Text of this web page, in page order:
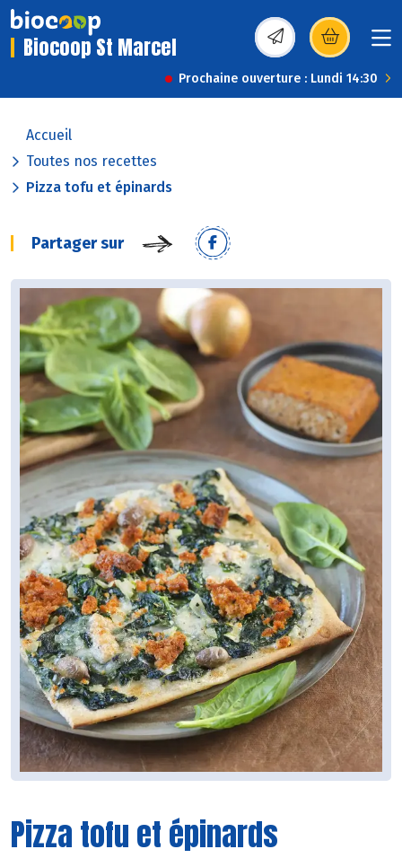
Biocoop St Marcel (s’ouvre dans une
Prochaine ouverture : Lundi 14:30
Accueil
Toutes nos recettes
Pizza tofu et épinards
Partager sur
Pizza tofu et épinards